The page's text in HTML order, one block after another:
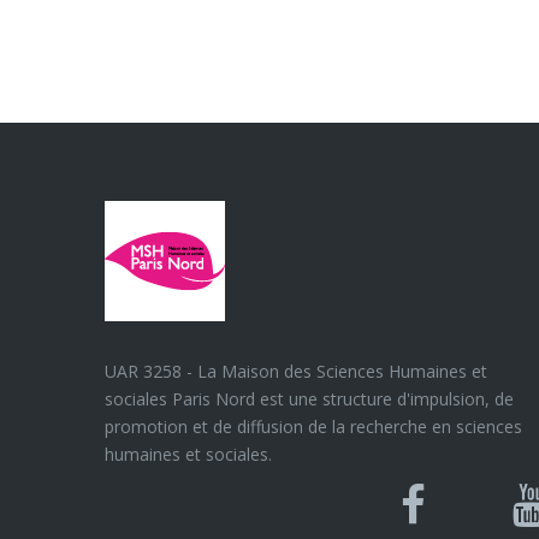
UAR 3258 - La Maison des Sciences Humaines et
sociales Paris Nord est une structure d'impulsion, de
promotion et de diffusion de la recherche en sciences
humaines et sociales.